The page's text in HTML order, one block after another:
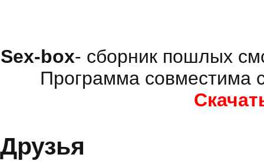
Sex-box- сборник пошлых
Программа совместима
Друзья